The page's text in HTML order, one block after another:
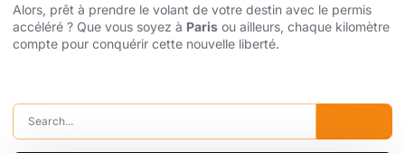
Alors, prêt à prendre le volant de votre destin avec le permis
accéléré ? Que vous soyez à Paris ou ailleurs, chaque kilomètre
compte pour conquérir cette nouvelle liberté.